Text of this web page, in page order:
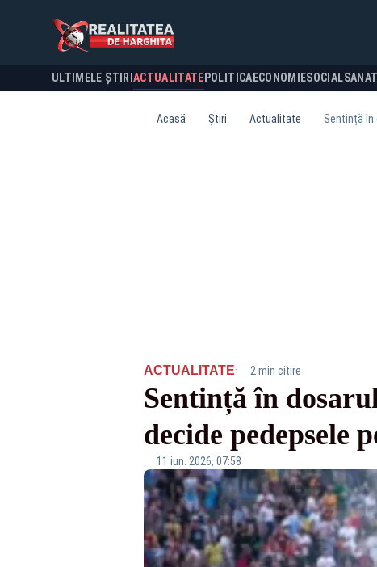
ULTIMELE ȘTIRI ACTUALITATE POLITICA ECONOMIESOCIAL
Acasă Știri Actualitate Sentință în
ACTUALITATE· 2 min citire
Sentință în
decide pedepsele
11 iun. 2026, 07:58